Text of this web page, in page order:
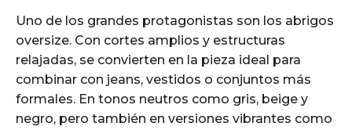
Uno de los grandes protagonistas son los abrigos
oversize. Con cortes amplios y estructuras
relajadas, se convierten en la pieza ideal para
combinar con jeans, vestidos o conjuntos más
formales. En tonos neutros como gris, beige y
negro, pero también en versiones vibrantes como